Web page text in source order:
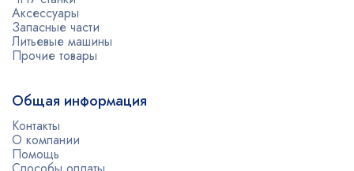
Аксессуары
Запасные части
Литьевые машины
Прочие товары
Общая информация
Контакты
О компании
Помощь